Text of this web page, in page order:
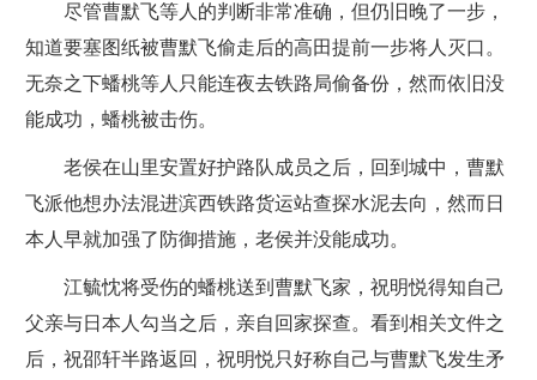
尽管曹默飞等人的判断非常准确，但仍旧晚了一步，
知道要塞图纸被曹默飞偷走后的高田提前一步将人灭口。
无奈之下蟠桃等人只能连夜去铁路局偷备份，然而依旧没
能成功，蟠桃被击伤。
老侯在山里安置好护路队成员之后，回到城中，曹默
飞派他想办法混进滨西铁路货运站查探水泥去向，然而日
本人早就加强了防御措施，老侯并没能成功。
江毓忱将受伤的蟠桃送到曹默飞家，祝明悦得知自己
父亲与日本人勾当之后，亲自回家探查。看到相关文件之
后，祝邵轩半路返回，祝明悦只好称自己与曹默飞发生矛